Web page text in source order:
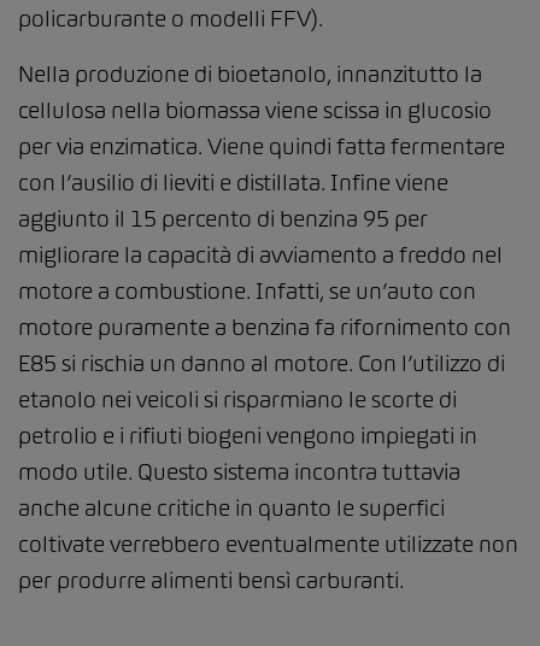
policarburante o modelli FFV).
Nella produzione di bioetanolo, innanzitutto la
cellulosa nella biomassa viene scissa in glucosio
per via enzimatica. Viene quindi fatta fermentare
con l’ausilio di lieviti e distillata. Infine viene
aggiunto il 15 percento di benzina 95 per
migliorare la capacità di avviamento a freddo nel
motore a combustione. Infatti, se un’auto con
motore puramente a benzina fa rifornimento con
E85 si rischia un danno al motore. Con l’utilizzo di
etanolo nei veicoli si risparmiano le scorte di
petrolio e i rifiuti biogeni vengono impiegati in
modo utile. Questo sistema incontra tuttavia
anche alcune critiche in quanto le superfici
coltivate verrebbero eventualmente utilizzate non
per produrre alimenti bensì carburanti.